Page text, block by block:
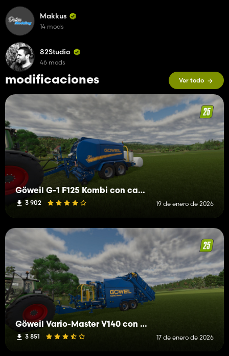
modificaciones Ver todo
Göweil G-1 F125 Kombi con camara
3 902 19 de enero de 2026
Göweil Vario-Master V140 con cámaras
3 851 17 de enero de 2026
Makkus
14 mods
82Studio
46 mods